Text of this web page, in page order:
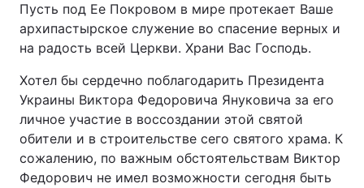
Пусть под Ее Покровом в мире протекает Ваше
архипастырское служение во спасение верных и
на радость всей Церкви. Храни Вас Господь.
Хотел бы сердечно поблагодарить Президента
Украины Виктора Федоровича Януковича за его
личное участие в воссоздании этой святой
обители и в строительстве сего святого храма. К
сожалению, по важным обстоятельствам Виктор
Федорович не имел возможности сегодня быть